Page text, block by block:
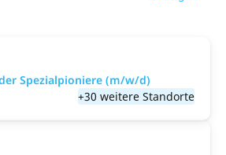
Spezialpioniere (m/w/d)
+30 weitere Standorte